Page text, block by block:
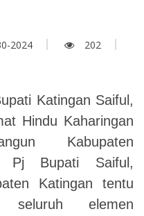
2024
202
Katingan Saiful,
Hindu Kaharingan
Kabupaten
Pj Bupati Saiful,
Katingan tentu
seluruh elemen